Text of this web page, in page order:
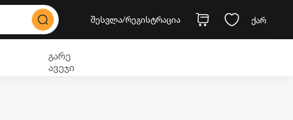
შესვლა/რეგისტრაცია ქარ
გარე
ავეჯი